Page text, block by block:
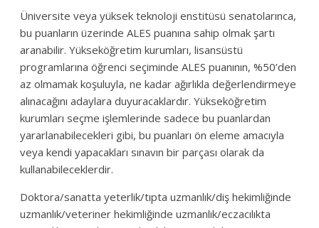
Üniversite veya yüksek teknoloji enstitüsü senatolarınca,
bu puanların üzerinde ALES puanına sahip olmak şartı
aranabilir. Yükseköğretim kurumları, lisansüstü
programlarına öğrenci seçiminde ALES puanının, %50’den
az olmamak koşuluyla, ne kadar ağırlıkla değerlendirmeye
alınacağını adaylara duyuracaklardır. Yükseköğretim
kurumları seçme işlemlerinde sadece bu puanlardan
yararlanabilecekleri gibi, bu puanları ön eleme amacıyla
veya kendi yapacakları sınavın bir parçası olarak da
kullanabileceklerdir.
Doktora/sanatta yeterlik/tıpta uzmanlık/diş hekimliğinde
uzmanlık/veteriner hekimliğinde uzmanlık/eczacılıkta